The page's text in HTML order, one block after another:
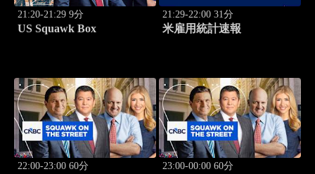
21:20-21:29 9分
US Squawk Box
21:29-22:00 31分
米雇用統計速報
22:00-23:00 60分 23:00-00:00 60分